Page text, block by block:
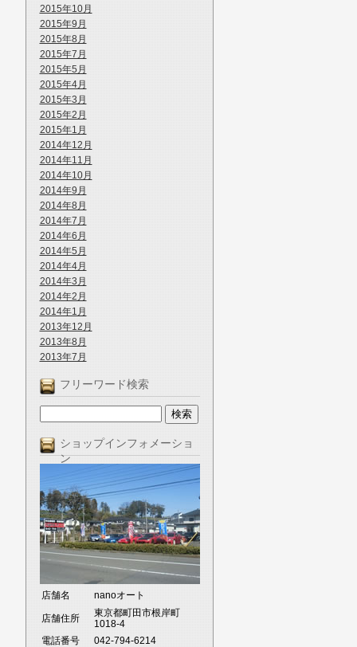
2015年10月
2015年9月
2015年8月
2015年7月
2015年5月
2015年4月
2015年3月
2015年2月
2015年1月
2014年12月
2014年11月
2014年10月
2014年9月
2014年8月
2014年7月
2014年6月
2014年5月
2014年4月
2014年3月
2014年2月
2014年1月
2013年12月
2013年8月
2013年7月
フリーワード検索
ショップインフォメーショ
ン
店舗名 nanoオート
店舗住所
東京都町田市根岸町
1018-4
電話番号
042-794-6214